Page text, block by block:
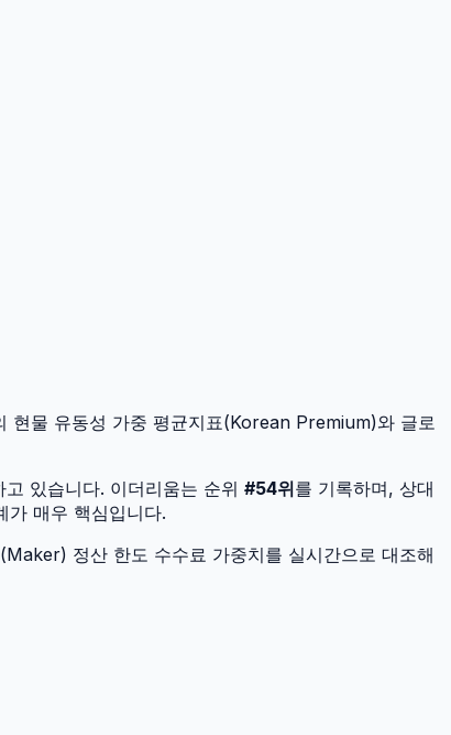
현물 유동성 가중 평균지표(Korean Premium)와 글로
있습니다. 이더리움는 순위 #54위를 기록하며, 상대
가 매우 핵심입니다.
정산 한도 수수료 가중치를 실시간으로 대조해